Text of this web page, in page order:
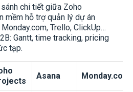
chi tiết giữa Zoho
mềm hỗ trợ quản lý dự án
Trello, ClickUp…
Gantt, time tracking, pricing
tạp.
Asana Monday.com